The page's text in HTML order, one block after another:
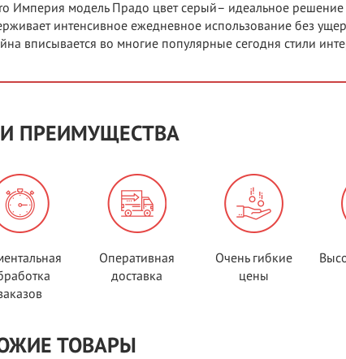
Империя модель Прадо цвет серый– идеальное
интенсивное ежедневное использование без
вписывается во многие популярные сегодня стили
ПРЕИМУЩЕСТВА
Оперативная
доставка
Очень гибкие
цены
ТОВАРЫ